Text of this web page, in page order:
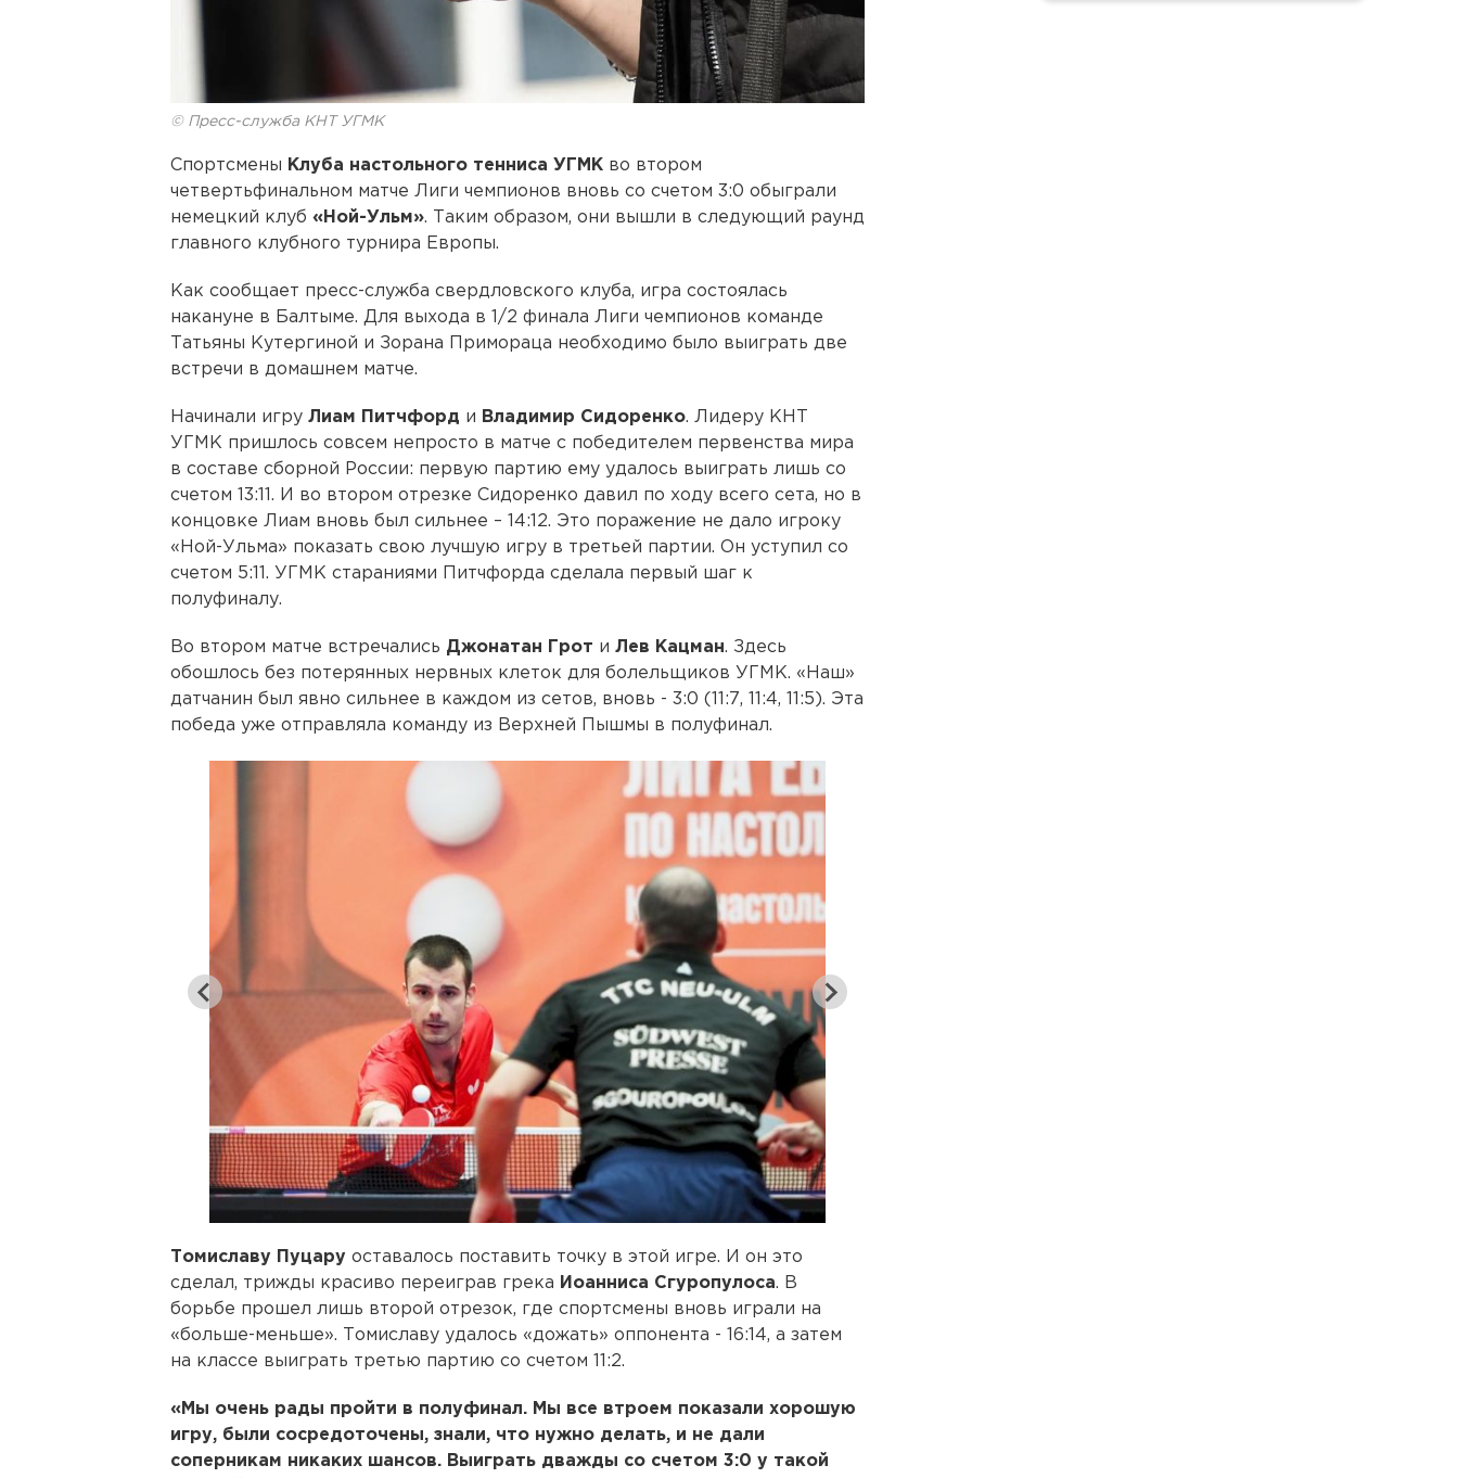
© Пресс-служба КНТ УГМК
Спортсмены Клуба настольного тенниса УГМК во втором
четвертьфинальном матче Лиги чемпионов вновь со счетом 3:0 обыграли
немецкий клуб «Ной-Ульм». Таким образом, они вышли в следующий раунд
главного клубного турнира Европы.
Как сообщает пресс-служба свердловского клуба, игра состоялась
накануне в Балтыме. Для выхода в 1/2 финала Лиги чемпионов команде
Татьяны Кутергиной и Зорана Примораца необходимо было выиграть две
встречи в домашнем матче.
Начинали игру Лиам Питчфорд и Владимир Сидоренко. Лидеру КНТ
УГМК пришлось совсем непросто в матче с победителем первенства мира
в составе сборной России: первую партию ему удалось выиграть лишь со
счетом 13:11. И во втором отрезке Сидоренко давил по ходу всего сета, но в
концовке Лиам вновь был сильнее – 14:12. Это поражение не дало игроку
«Ной-Ульма» показать свою лучшую игру в третьей партии. Он уступил со
счетом 5:11. УГМК стараниями Питчфорда сделала первый шаг к
полуфиналу.
Во втором матче встречались Джонатан Грот и Лев Кацман. Здесь
обошлось без потерянных нервных клеток для болельщиков УГМК. «Наш»
датчанин был явно сильнее в каждом из сетов, вновь - 3:0 (11:7, 11:4, 11:5). Эта
победа уже отправляла команду из Верхней Пышмы в полуфинал.
Томиславу Пуцару оставалось поставить точку в этой игре. И он это
сделал, трижды красиво переиграв грека Иоанниса Сгуропулоса. В
борьбе прошел лишь второй отрезок, где спортсмены вновь играли на
«больше-меньше». Томиславу удалось «дожать» оппонента - 16:14, а затем
на классе выиграть третью партию со счетом 11:2.
«Мы очень рады пройти в полуфинал. Мы все втроем показали хорошую
игру, были сосредоточены, знали, что нужно делать, и не дали
соперникам никаких шансов. Выиграть дважды со счетом 3:0 у такой